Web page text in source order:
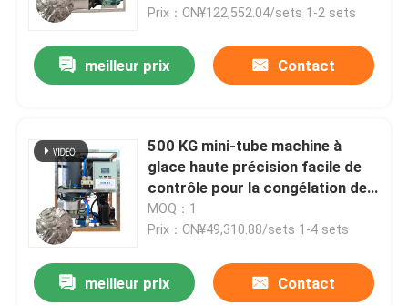
Prix：CN¥122,552.04/sets 1-2 sets
meilleur prix Contact
500 KG mini-tube machine à
glace haute précision facile de
contrôle pour la congélation de
boissons
MOQ：1
Prix：CN¥49,310.88/sets 1-4 sets
meilleur prix Contact